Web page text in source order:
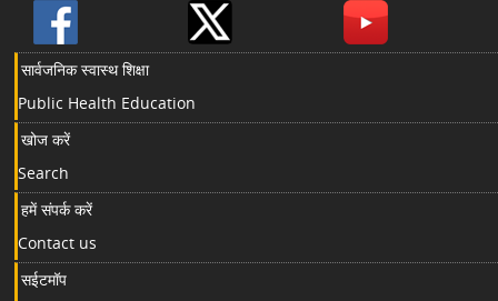
सार्वजनिक स्वास्थ शिक्षा
Public Health Education
खोज करें
Search
हमें संपर्क करें
Contact us
सईटमॉप